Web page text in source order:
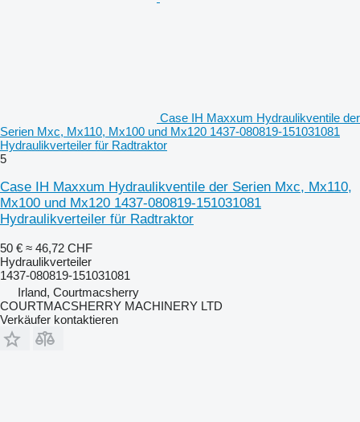
Case IH Maxxum Hydraulikventile der
Serien Mxc, Mx110, Mx100 und Mx120 1437-080819-151031081
Hydraulikverteiler für Radtraktor
5
Case IH Maxxum Hydraulikventile der Serien Mxc, Mx110,
Mx100 und Mx120 1437-080819-151031081
Hydraulikverteiler für Radtraktor
50 € ≈ 46,72 CHF
Hydraulikverteiler
1437-080819-151031081
Irland, Courtmacsherry
COURTMACSHERRY MACHINERY LTD
Verkäufer kontaktieren